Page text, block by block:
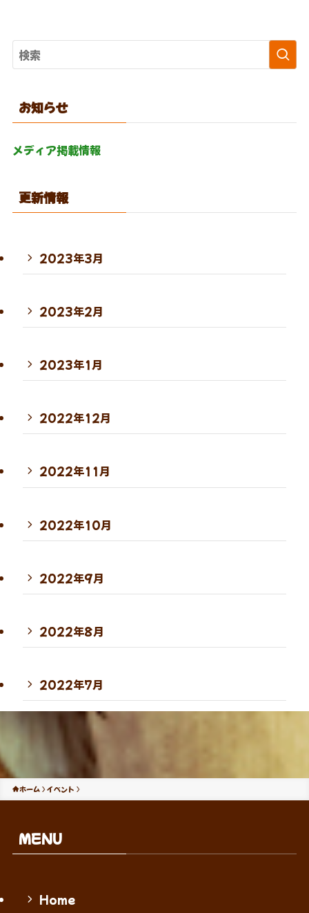
お知らせ
メディア掲載情報
更新情報
2023年3月
2023年2月
2023年1月
2022年12月
2022年11月
2022年10月
2022年9月
2022年8月
2022年7月
ホーム イベント
MENU
Home